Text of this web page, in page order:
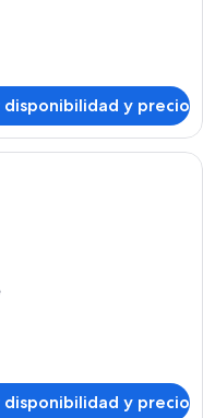
disponibilidad y precio
de hotel moderna
disponibilidad y precio